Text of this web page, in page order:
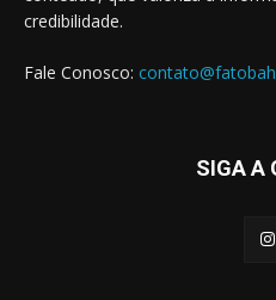
credibilidade.
Fale Conosco:
SIGA A